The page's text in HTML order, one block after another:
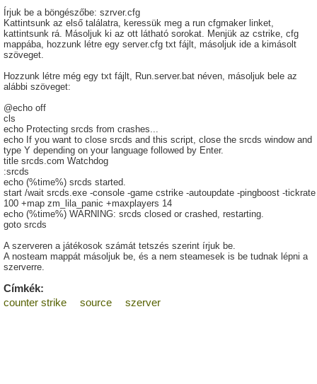
Írjuk be a böngészőbe: szrver.cfg
Kattintsunk az első találatra, keressük meg a run cfgmaker linket,
kattintsunk rá. Másoljuk ki az ott látható sorokat. Menjük az cstrike, cfg
mappába, hozzunk létre egy server.cfg txt fájlt, másoljuk ide a kimásolt
szöveget.
Hozzunk létre még egy txt fájlt, Run.server.bat néven, másoljuk bele az
alábbi szöveget:
@echo off
cls
echo Protecting srcds from crashes...
echo If you want to close srcds and this script, close the srcds window and
type Y depending on your language followed by Enter.
title srcds.com Watchdog
:srcds
echo (%time%) srcds started.
start /wait srcds.exe -console -game cstrike -autoupdate -pingboost -tickrate
100 +map zm_lila_panic +maxplayers 14
echo (%time%) WARNING: srcds closed or crashed, restarting.
goto srcds
A szerveren a játékosok számát tetszés szerint írjuk be.
A nosteam mappát másoljuk be, és a nem steamesek is be tudnak lépni a
szerverre.
Címkék:
counter strike
source szerver